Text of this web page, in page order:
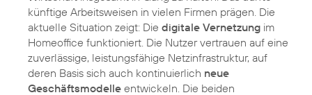
künftige Arbeitsweisen in vielen Firmen prägen. Die
aktuelle Situation zeigt: Die digitale Vernetzung im
Homeoffice funktioniert. Die Nutzer vertrauen auf eine
zuverlässige, leistungsfähige Netzinfrastruktur, auf
deren Basis sich auch kontinuierlich neue
Geschäftsmodelle entwickeln. Die beiden